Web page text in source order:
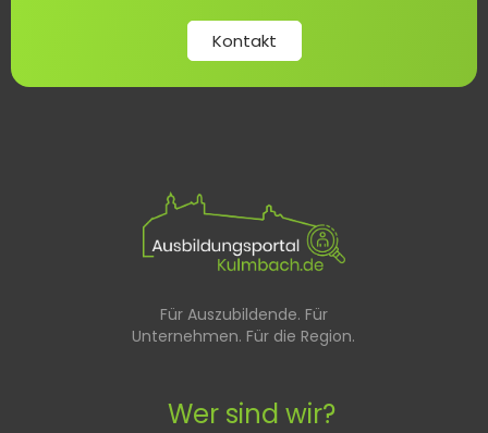
Kontakt
Für Auszubildende. Für
Unternehmen. Für die Region.
Wer sind wir?